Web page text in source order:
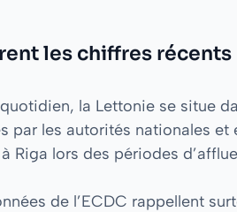
les chiffres récents
la Lettonie se situe
par les autorités nationales
Riga lors des périodes
de l’ECDC rappellent